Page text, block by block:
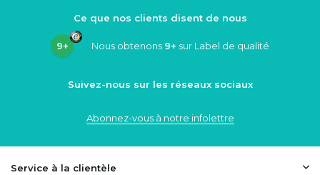
Ce que nos clients disent de nous
9+ Nous obtenons 9+ sur Label de qualité
Suivez-nous sur les réseaux sociaux
Abonnez-vous à notre infolettre
Service à la clientèle